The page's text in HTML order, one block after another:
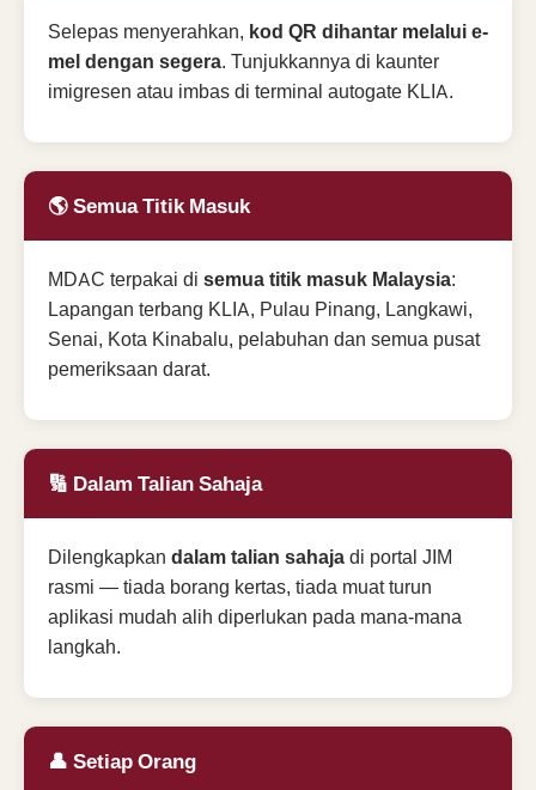
Selepas menyerahkan, kod QR dihantar melalui e-
mel dengan segera. Tunjukkannya di kaunter
imigresen atau imbas di terminal autogate KLIA.
🌎 Semua Titik Masuk
MDAC terpakai di semua titik masuk Malaysia:
Lapangan terbang KLIA, Pulau Pinang, Langkawi,
Senai, Kota Kinabalu, pelabuhan dan semua pusat
pemeriksaan darat.
🔢 Dalam Talian Sahaja
Dilengkapkan dalam talian sahajadi portal JIM
rasmi — tiada borang kertas, tiada muat turun
aplikasi mudah alih diperlukan pada mana-mana
langkah.
👤 Setiap Orang